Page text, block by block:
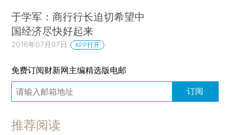
于学军：商行行长迫切希望中
国经济尽快好起来
2016年07月07日 APP打开
免费订阅财新网主编精选版电邮
订阅
推荐阅读